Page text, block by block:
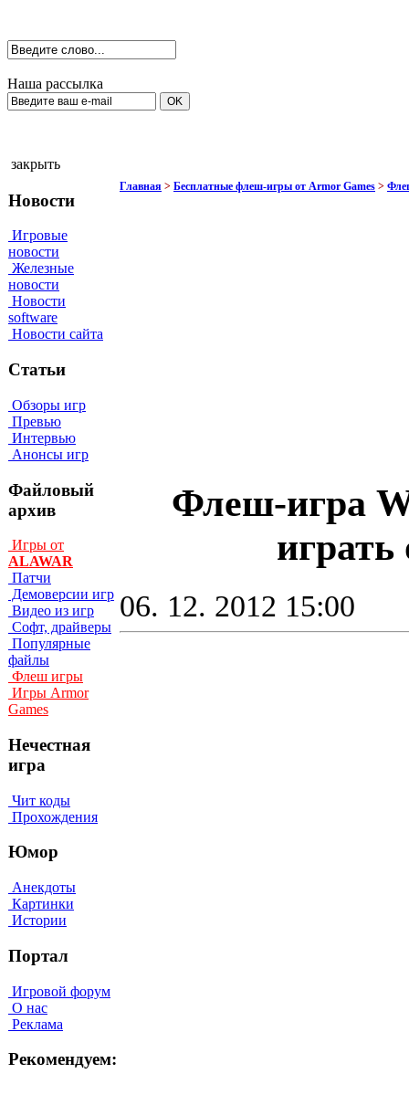
Наша рассылка
закрыть
Новости
Игровые
новости
Железные
новости
Новости
software
Новости сайта
Статьи
Обзоры игр
Превью
Интервью
Анонсы игр
Файловый
архив
Игры от
ALAWAR
Патчи
Демоверсии игр
Видео из игр
Софт, драйверы
Популярные
файлы
Флеш игры
Игры Armor
Games
Нечестная
игра
Чит коды
Прохождения
Юмор
Анекдоты
Картинки
Истории
Портал
Игровой форум
О нас
Реклама
Рекомендуем:
Главная > Бесплатные флеш-игры от Armor Games >
Флеш-игра
играть
06. 12. 2012 15:00